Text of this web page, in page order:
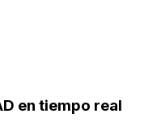
en tiempo real